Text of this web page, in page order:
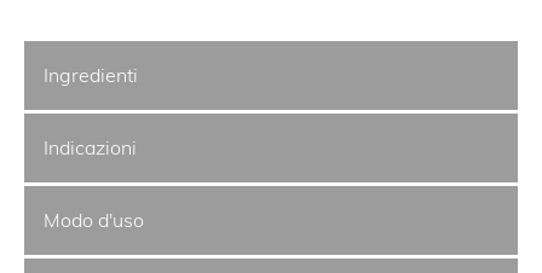
Ingredienti
Indicazioni
Modo d'uso